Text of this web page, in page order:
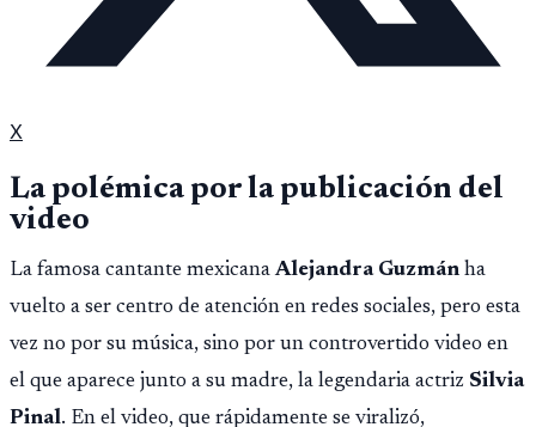
X
La polémica por la publicación del
video
La famosa cantante mexicanaAlejandra Guzmán ha
vuelto a ser centro de atención en redes sociales, pero esta
vez no por su música, sino por un controvertido video en
el que aparece junto a su madre, la legendaria actriz Silvia
Pinal. En el video, que rápidamente se viralizó,